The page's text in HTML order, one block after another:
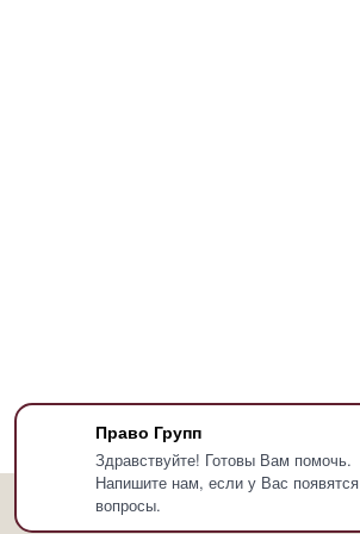
Право Групп
Здравствуйте! Готовы Вам помочь.
Напишите нам, если у Вас появятся
вопросы.